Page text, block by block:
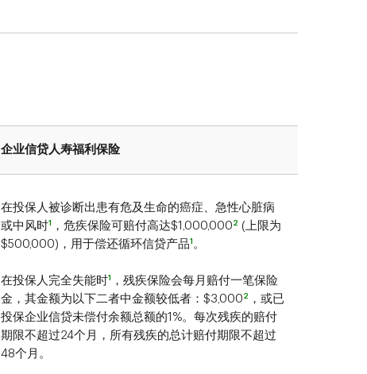
企业信贷人寿福利保险
在投保人被诊断出患有危及生命的癌症、急性心脏病
或中风时1 ，危疾保险可赔付高达$1,000,000 2 (上限为
$500,000)，用于偿还循环信贷产品1 。
在投保人完全失能时1
，残疾保险会每月赔付一笔保险
金，其金额为以下二者中金额较低者：$3,000 2
，或已
投保企业信贷未偿付余额总额的1%。每次残疾的赔付
期限不超过24个月，所有残疾的总计赔付期限不超过
48个月。